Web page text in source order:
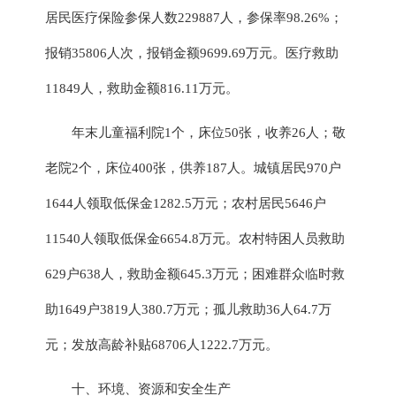
居民医疗保险参保人数229887 人， 参保率98.26%；
报销35806 人次，报销金额9699.69万元。医疗救助
11849 人 ，救助金额816.11万元。
年末儿童福利院1个，床位50张，收养26人；敬
老院2个，床位400张，供养187人。城镇居民970户
1644人领取低保金1282.5万元；农村居民5646户
11540人领取低保金6654.8万元。农村特困人员救助
629户638人，救助金额645.3万元；困难群众临时救
助1649户3819人380.7万元；孤儿救助36人64.7万
元；发放高龄补贴68706人1222.7万元。
十、环境、 资源和安全生产